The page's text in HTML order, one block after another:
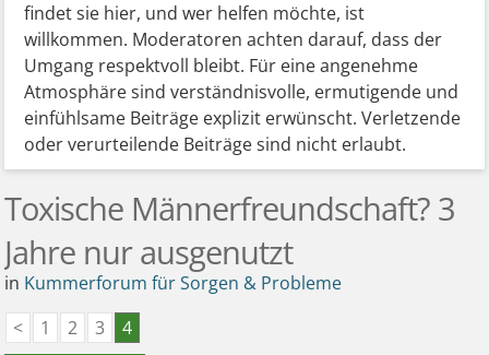
findet sie hier, und wer helfen möchte, ist
willkommen. Moderatoren achten darauf, dass der
Umgang respektvoll bleibt. Für eine angenehme
Atmosphäre sind verständnisvolle, ermutigende und
einfühlsame Beiträge explizit erwünscht. Verletzende
oder verurteilende Beiträge sind nicht erlaubt.
Toxische Männerfreundschaft? 3
Jahre nur ausgenutzt
in Kummerforum für Sorgen & Probleme
<
1 2 3 4